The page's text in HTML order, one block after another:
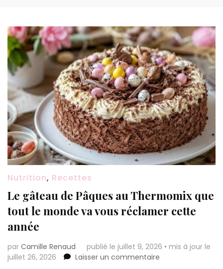
Nutrition, Recettes
Le gâteau de Pâques au Thermomix que
tout le monde va vous réclamer cette
année
par Camille Renaud publié le juillet 9, 2026 • mis à jour le
juillet 26, 2026
Laisser un commentaire